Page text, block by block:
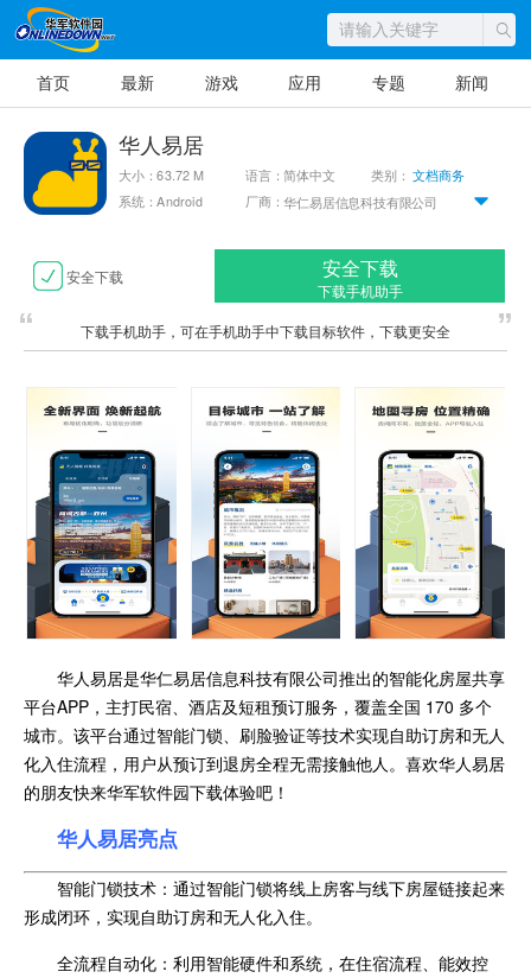
首页 最新 游戏 应用 专题 新闻
华人易居
大小：63.72 M 语言：简体中文 类别：文档商务
系统：Android
厂商： 华仁易居信息科技有限公司
安全下载 安全下载
下载手机助手
下载手机助手，可在手机助手中下载目标软件，下载更安全
华人易居是华仁易居信息科技有限公司推出的智能化房屋共享
平台APP，主打民宿、酒店及短租预订服务，覆盖全国 170 多个
城市。该平台通过智能门锁、刷脸验证等技术实现自助订房和无人
化入住流程，用户从预订到退房全程无需接触他人。喜欢华人易居
的朋友快来华军软件园下载体验吧！
华人易居亮点
智能门锁技术：通过智能门锁将线上房客与线下房屋链接起来
形成闭环，实现自助订房和无人化入住。
全流程自动化：利用智能硬件和系统，在住宿流程、能效控